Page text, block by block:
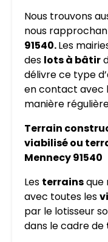
Nous trouvons
nous
91540.Les
des lots à bâtir
délivre ce type
en contact avec
manière
Terrain
viabilisé ou
Mennecy 91540
Les terrainsque
avec toutes les
par le lotisseur
dans le cadre de